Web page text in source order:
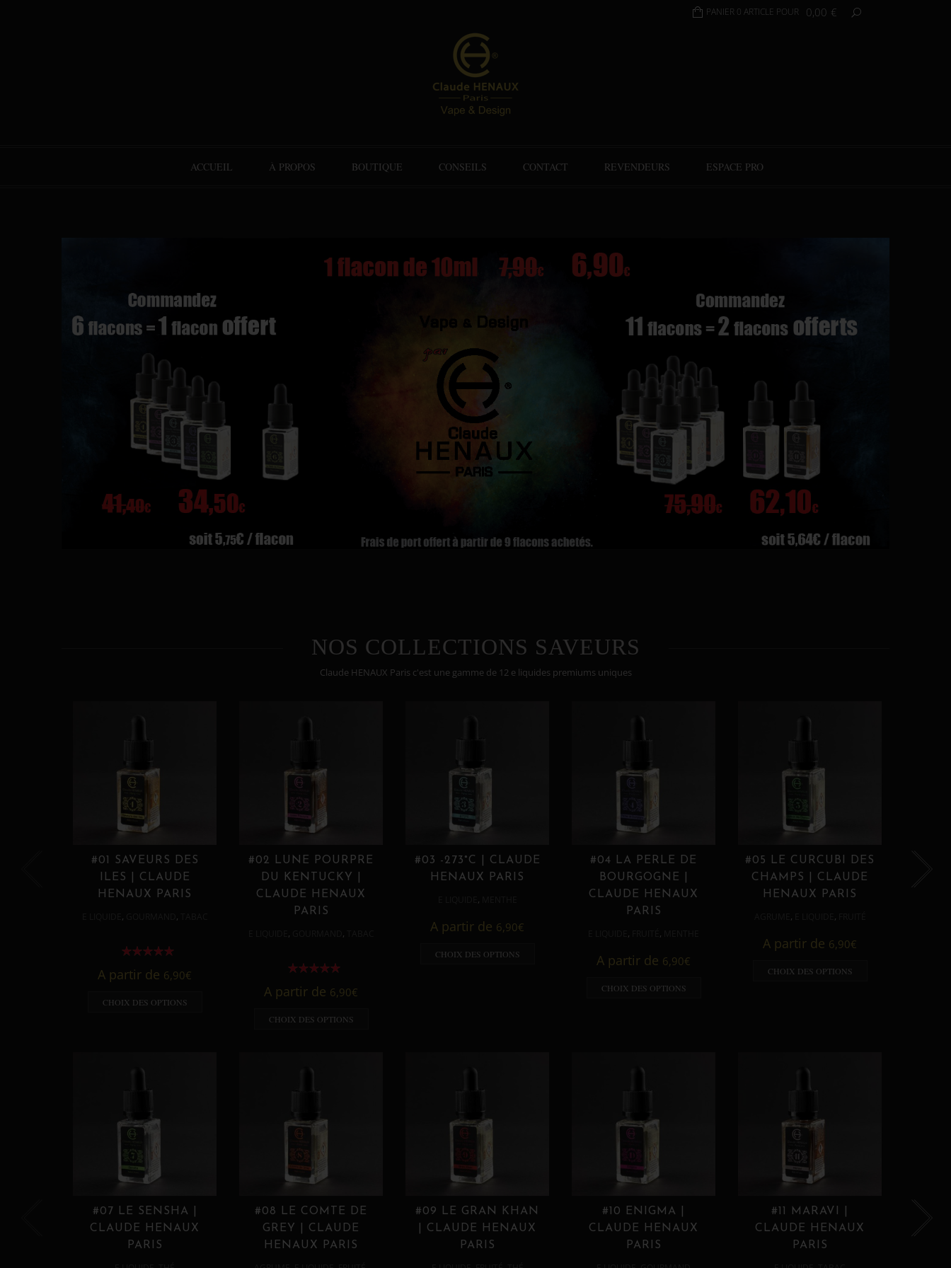
PANIER 0 ARTICLE POUR 0,00 €
ACCUEIL À PROPOS BOUTIQUE CONSEILS CONTACT REVENDEURS ESPACE PRO
NOS COLLECTIONS SAVEURS
Claude HENAUX Paris c'est une gamme de 12 e liquides premiums uniques
#01 SAVEURS DES
ILES | CLAUDE
HENAUX PARIS
, ,
A partir de 6,90€
CHOIX DES OPTIONS
#02 LUNE POURPRE
DU KENTUCKY |
CLAUDE HENAUX
PARIS
, ,
A partir de 6,90€
CHOIX DES OPTIONS
#03 -273°C | CLAUDE
HENAUX PARIS
,
A partir de 6,90€
CHOIX DES OPTIONS
#04 LA PERLE DE
BOURGOGNE |
CLAUDE HENAUX
PARIS
, ,
A partir de 6,90€
CHOIX DES OPTIONS
#05 LE CURCUBI DES
CHAMPS | CLAUDE
HENAUX PARIS
, ,
A partir de 6,90€
CHOIX DES OPTIONS
#07 LE SENSHA |
CLAUDE HENAUX
PARIS
#08 LE COMTE DE
GREY | CLAUDE
HENAUX PARIS
#09 LE GRAN KHAN
| CLAUDE HENAUX
PARIS
#10 ENIGMA |
CLAUDE HENAUX
PARIS
#11 MARAVI |
CLAUDE HENAUX
PARIS